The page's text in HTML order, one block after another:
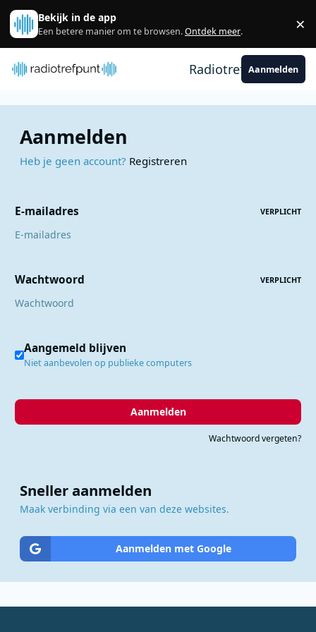
Spring naar bijdragen
Bekijk in de app
Een betere manier om te browsen.Ontdek meer. ×
RadiotrefpuntAanmelden
Aanmelden
Heb je geen account? Registreren
E-mailadres VERPLICHT
Wachtwoord VERPLICHT
Aangemeld blijven
Niet aanbevolen op publieke computers
Aanmelden
Wachtwoord vergeten?
Sneller aanmelden
Maak verbinding via een van deze websites.
Aanmelden met Google